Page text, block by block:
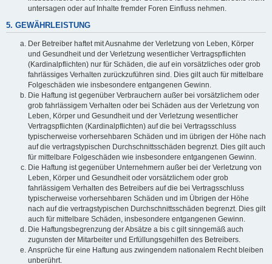
untersagen oder auf Inhalte fremder Foren Einfluss nehmen.
5. GEWÄHRLEISTUNG
Der Betreiber haftet mit Ausnahme der Verletzung von Leben, Körper
und Gesundheit und der Verletzung wesentlicher Vertragspflichten
(Kardinalpflichten) nur für Schäden, die auf ein vorsätzliches oder grob
fahrlässiges Verhalten zurückzuführen sind. Dies gilt auch für mittelbare
Folgeschäden wie insbesondere entgangenen Gewinn.
Die Haftung ist gegenüber Verbrauchern außer bei vorsätzlichem oder
grob fahrlässigem Verhalten oder bei Schäden aus der Verletzung von
Leben, Körper und Gesundheit und der Verletzung wesentlicher
Vertragspflichten (Kardinalpflichten) auf die bei Vertragsschluss
typischerweise vorhersehbaren Schäden und im übrigen der Höhe nach
auf die vertragstypischen Durchschnittsschäden begrenzt. Dies gilt auch
für mittelbare Folgeschäden wie insbesondere entgangenen Gewinn.
Die Haftung ist gegenüber Unternehmern außer bei der Verletzung von
Leben, Körper und Gesundheit oder vorsätzlichem oder grob
fahrlässigem Verhalten des Betreibers auf die bei Vertragsschluss
typischerweise vorhersehbaren Schäden und im Übrigen der Höhe
nach auf die vertragstypischen Durchschnittsschäden begrenzt. Dies gilt
auch für mittelbare Schäden, insbesondere entgangenen Gewinn.
Die Haftungsbegrenzung der Absätze a bis c gilt sinngemäß auch
zugunsten der Mitarbeiter und Erfüllungsgehilfen des Betreibers.
Ansprüche für eine Haftung aus zwingendem nationalem Recht bleiben
unberührt.